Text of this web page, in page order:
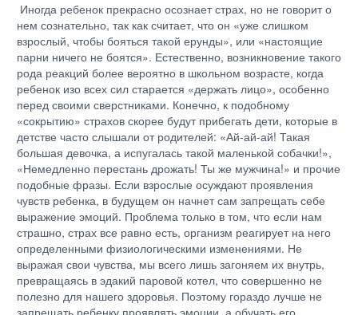
Иногда ребенок прекрасно осознает страх, но не говорит о
нем сознательно, так как считает, что он «уже слишком
взрослый, чтобы бояться такой ерунды», или «настоящие
парни ничего не боятся». Естественно, возникновение такого
рода реакций более вероятно в школьном возрасте, когда
ребенок изо всех сил старается «держать лицо», особенно
перед своими сверстниками. Конечно, к подобному
«сокрытию» страхов скорее будут прибегать дети, которые в
детстве часто слышали от родителей: «Ай-ай-ай! Такая
большая девочка, а испугалась такой маленькой собачки!»,
«Немедленно перестань дрожать! Ты же мужчина!» и прочие
подобные фразы. Если взрослые осуждают проявления
чувств ребенка, в будущем он начнет сам запрещать себе
выражение эмоций. Проблема только в том, что если нам
страшно, страх все равно есть, организм реагирует на него
определенными физиологическими изменениями. Не
выражая свои чувства, мы всего лишь загоняем их внутрь,
превращаясь в эдакий паровой котел, что совершенно не
полезно для нашего здоровья. Поэтому гораздо лучше не
запрещать ребенку проявлять эмоции, а обучать его